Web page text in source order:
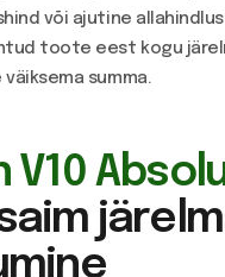
või ajutine
toote eest kogu
summa.
V10